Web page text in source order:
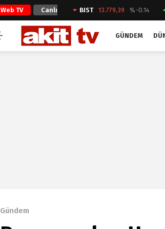
Web TV Canlı
Yayın
BIST 13.779,39 %-0.14
GÜNDEM
Gündem